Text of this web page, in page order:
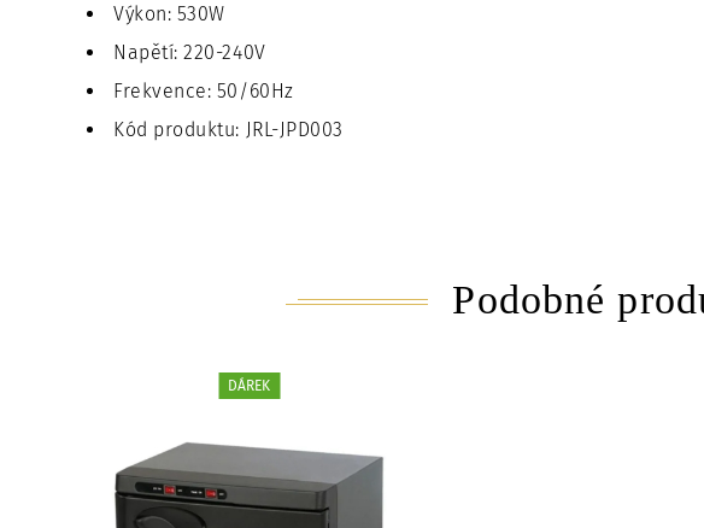
Výkon: 530W
Napětí: 220-240V
Frekvence: 50/60Hz
Kód produktu: JRL-JPD003
Podobné
DÁREK